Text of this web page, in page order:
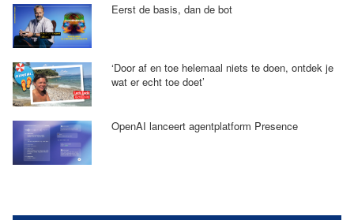
Eerst de basis, dan de bot
‘Door af en toe helemaal niets te doen, ontdek je
wat er echt toe doet’
OpenAI lanceert agentplatform Presence